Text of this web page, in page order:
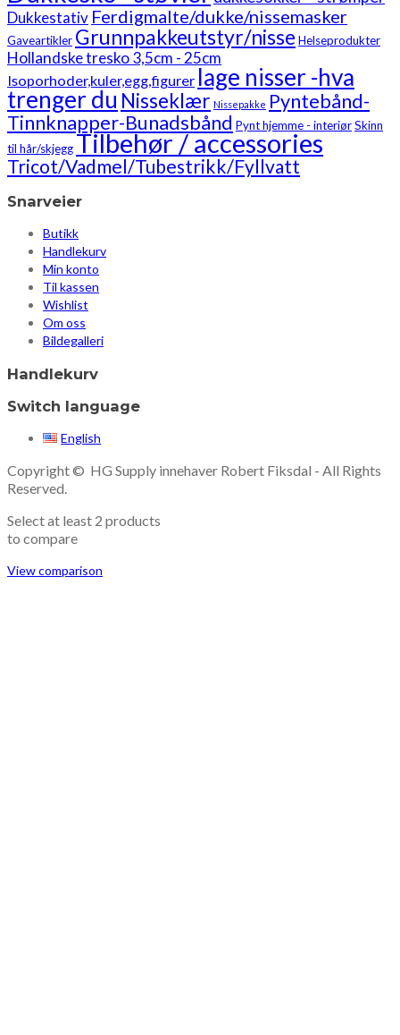
Dukkestativ Ferdigmalte/dukke/nissemasker
Gaveartikler Grunnpakkeutstyr/nisse Helseprodukter
Hollandske tresko 3,5cm - 25cm
Isoporhoder,kuler,egg,figurer lage nisser -hva
trenger du Nisseklær Nissepakke Pyntebånd-
Tinnknapper-Bunadsbånd Pynt hjemme - interiørSkinn
til hår/skjegg Tilbehør / accessories
Tricot/Vadmel/Tubestrikk/Fyllvatt
Snarveier
Butikk
Handlekurv
Min konto
Til kassen
Wishlist
Om oss
Bildegalleri
Handlekurv
Switch language
English
Copyright © HG Supply innehaver Robert Fiksdal - All Rights
Reserved.
Select at least 2 products
to compare
View comparison